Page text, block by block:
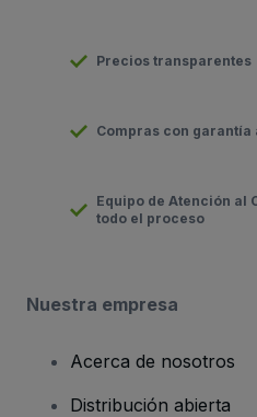
Precios transparentes
Compras con garantía
Equipo de Atención al
todo el proceso
Nuestra empresa
Acerca de nosotros
Distribución abierta